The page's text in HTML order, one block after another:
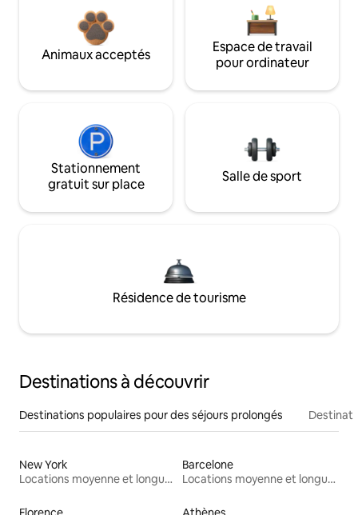
Animaux acceptés
Espace de travail
pour ordinateur
Stationnement
gratuit sur place
Salle de sport
Résidence de tourisme
Destinations à découvrir
Destinations populaires pour des séjours prolongés
New York
Locations moyenne et longue durée
Barcelone
Locations moyenne et longue durée